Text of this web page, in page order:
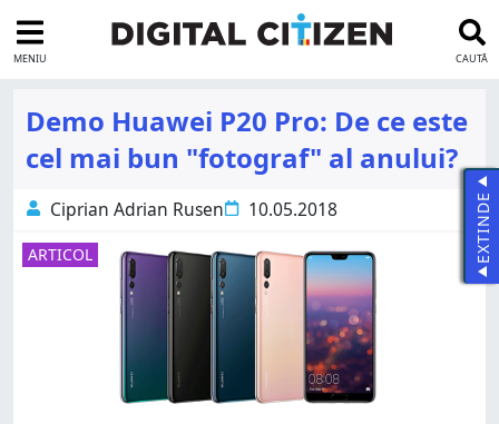
MENIU CAUTĂ
Demo Huawei P20 Pro: De ce este
cel mai bun "fotograf" al anului?
Ciprian Adrian Rusen 10.05.2018
ARTICOL EXTINDE